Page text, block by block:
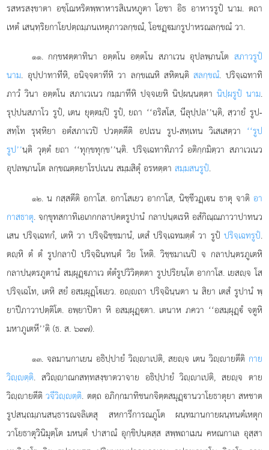
รสหรสงฺขาตา อชฺโฌหริตพฺพาหารสิเนหภูตา โอชา อิธ อาหารรูปํ นาม. ตถา
เหตํ เสนฺทฺริยกาโยปตฺถมฺภนเหตุภาวลกฺขณํ, โอชฏฺมกรูปาหรณลกฺขณํ วา.
๑๑. กกฺขฬตฺตาทินา อตฺตโน อตฺตโน สภาเวน อุปลพฺภนโต สภาวรูปํ
นาม. อุปฺปาทาทีหิ, อนิจฺจตาทีหิ วา ลกฺขเณหิ สหิตนฺติสลกฺขณํ. ปริจฺเฉทาทิ
ภาวํ วินา อตฺตโน สภาเวเนว กมฺมาทีหิ ปจฺจเยหิ นิปฺผนฺนตฺตา นิปฺผรูปํ นาม.
รุปฺปนสภาโว รูปํ, เตน ยุตฺตมฺปิ รูปํ, ยถา ‘‘อริสโส, นีลุปฺปล’’นฺติ, สฺวายํ รูป-
สทฺโท รุฬฺหิยา อตํสภาเวปิ ปวตฺตตีติ อปเรน รูป-สทฺเทน วิเสเสตฺวา ‘‘รูป
รูป’’นฺติ วุตฺตํ ยถา ‘‘ทุกฺขทุกฺข’’นฺติ. ปริจฺเฉทาทิภาวํ อติกฺกมิตฺวา สภาเวเนว
อุปลพฺภนโต ลกฺขณตฺตยาโรปเนน สมฺมสิตุํ อรหตฺตาสมฺมสนรูปํ.
๑๒. น กสฺสตีติ อกาโส. อกาโสเยว อากาโส, นิชฺชีวฏฺเน ธาตุ จาติ อา
กาสธาตุ. จกฺขุทสกาทิเอเกกกลาปคตรูปานํ กลาปนฺตเรหิ อสํกิณฺณภาวาปาทนว
เสน ปริจฺเฉทกํ, เตหิ วา ปริจฺฉิชฺชมานํ, เตสํ ปริจฺเฉทมตฺตํ วา รูปํ ปริจฺเฉทรูปํ.
ตฺหิ ตํ ตํ รูปกลาปํ ปริจฺฉินฺทนฺตํ วิย โหติ. วิชฺชมาเนปิ จ กลาปนฺตรภูเตหิ
กลาปนฺตรภูตานํ สมฺผุฏฺภาเว ตํตํรูปวิวิตฺตตา รูปปริยนฺโต อากาโส. เยสฺจ โส
ปริจฺเฉโท, เตหิ สยํ อสมฺผุฏฺโเยว. อฺถา ปริจฺฉินฺนตา น สิยา เตสํ รูปานํ พฺ
ยาปีภาวาปตฺติโต. อพฺยาปิตาหิ อสมฺผุฏฺตา. เตนาห ภควา ‘‘อสมฺผุฏฺํ จตูหิ
มหาภูเตหี’’ติ (ธ. ส. ๖๓๗).
๑๓. จลมานกาเยน อธิปฺปายํ วิฺาเปติ, สยฺจ เตน วิฺายตีติ กาย
วิฺตฺติ. สวิฺาณกสทฺทสงฺขาตวาจาย อธิปฺปายํ วิฺาเปติ, สยฺจ ตาย
วิฺายตีติวจีวิฺตฺติ. ตตฺถ อภิกฺกมาทิชนกจิตฺตสมุฏฺานวาโยธาตุยา สหชาต
รูปสนฺถมฺภนสนฺธารณจลิเตสุ สหการีการณภูโต ผนฺทมานกายผนฺทนตํเหตุก
วาโยธาตุวินิมุตฺโต มหนฺตํ ปาสาณํ อุกฺขิปนฺตสฺส สพฺพถาเมน คหณกาเล อุสฺสา